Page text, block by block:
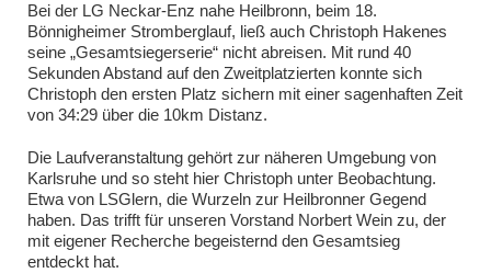
Bei der LG Neckar-Enz nahe Heilbronn, beim 18.
Bönnigheimer Stromberglauf, ließ auch Christoph Hakenes
seine „Gesamtsiegerserie“ nicht abreisen. Mit rund 40
Sekunden Abstand auf den Zweitplatzierten konnte sich
Christoph den ersten Platz sichern mit einer sagenhaften Zeit
von 34:29 über die 10km Distanz.
Die Laufveranstaltung gehört zur näheren Umgebung von
Karlsruhe und so steht hier Christoph unter Beobachtung.
Etwa von LSGlern, die Wurzeln zur Heilbronner Gegend
haben. Das trifft für unseren Vorstand Norbert Wein zu, der
mit eigener Recherche begeisternd den Gesamtsieg
entdeckt hat.